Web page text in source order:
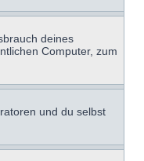
deines
Computer, zum
und du selbst